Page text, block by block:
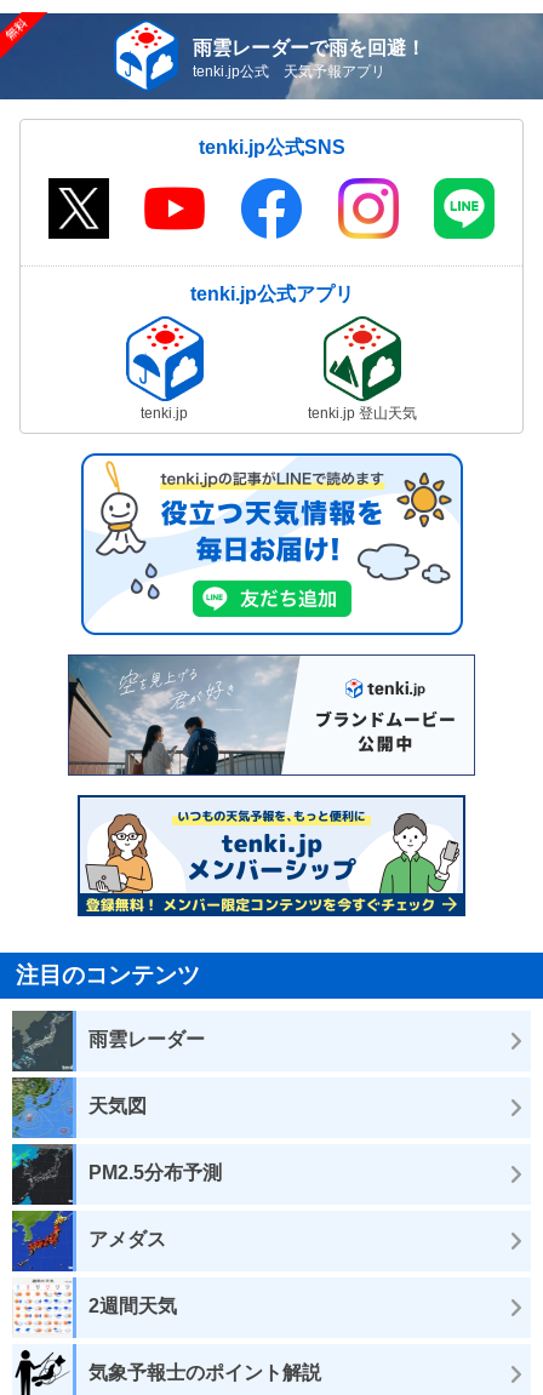
雨雲レーダーで雨を回避！
tenki.jp公式 天気予報アプリ
tenki.jp公式SNS
tenki.jp公式アプリ
tenki.jp tenki.jp 登山天気
注目のコンテンツ
雨雲レーダー
天気図
PM2.5分布予測
アメダス
2週間天気
気象予報士のポイント解説